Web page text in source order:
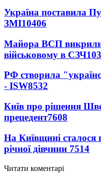
Україна поставила
ЗМІ10406
Майора ВСП
військовому в СЗЧ
РФ створила
- ISW8532
Київ про рішення
прецедент7608
На Київщині сталося
річної дівчини 7514
Читати коментарі